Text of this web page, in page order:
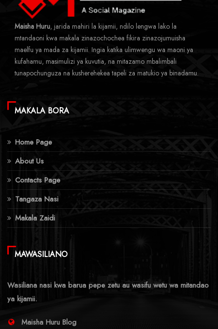
Maisha Huru, jarida mahiri la kijamii, ndilo lengwa lako la
mtandaoni kwa makala zinazochochea fikira zinazojumuisha
maelfu ya mada za kijamii. Ingia katika ulimwengu wa maoni ya
kufahamu, masimulizi ya kuvutia, na mitazamo mbalimbali
tunapochunguza na kusherehekea tapeli za matukio ya binadamu.
MAKALA BORA
Home Page
About Us
Contacts Page
Tangaza Nasi
Makala Zaidi
MAWASILIANO
Wasiliana nasi kwa barua pepe zetu au wasifu wetu wa mitandao
ya kijamii.
Maisha Huru Blog